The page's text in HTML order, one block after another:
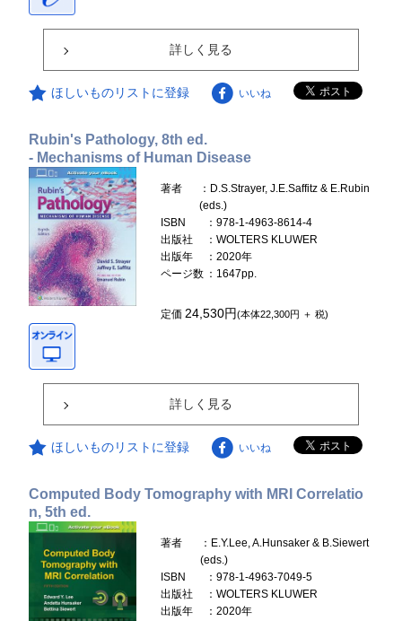
詳しく見る
ほしいものリストに登録 いいね
Rubin's Pathology, 8th ed.
- Mechanisms of Human Disease
著者
：D.S.Strayer, J.E.Saffitz & E.Rubin
(eds.)
ISBN
：978-1-4963-8614-4
出版社
：WOLTERS KLUWER
出版年
：2020年
ページ数 ：1647pp.
定価24,530円(本体22,300円 ＋ 税)
詳しく見る
ほしいものリストに登録 いいね
Computed Body Tomography with MRI Correlatio
n, 5th ed.
著者
：E.Y.Lee, A.Hunsaker & B.Siewert
(eds.)
ISBN
：978-1-4963-7049-5
出版社
：WOLTERS KLUWER
出版年
：2020年